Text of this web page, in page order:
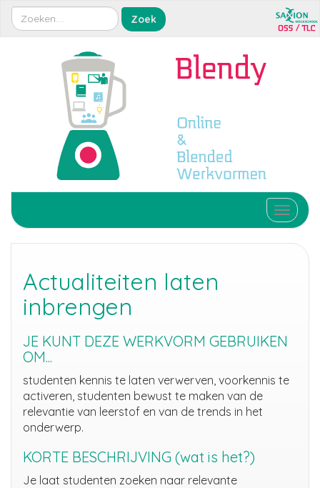
Toggle
Actualiteiten laten
inbrengen
JE KUNT DEZE WERKVORM GEBRUIKEN
OM...
studenten kennis te laten verwerven, voorkennis te
activeren, studenten bewust te maken van de
relevantie van leerstof en van de trends in het
onderwerp.
KORTE BESCHRIJVING (wat is het?)
Je laat studenten zoeken naar relevante